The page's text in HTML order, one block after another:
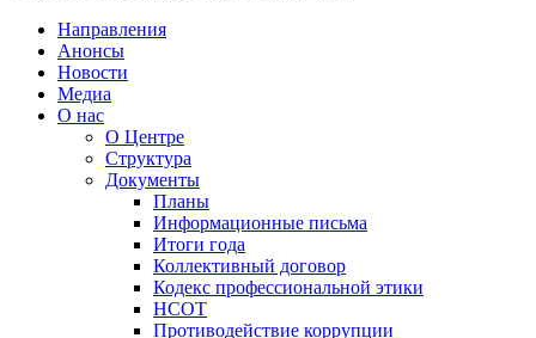
Направления
Анонсы
Новости
Медиа
О нас
О Центре
Структура
Документы
Планы
Информационные письма
Итоги года
Коллективный договор
Кодекс профессиональной этики
НСОТ
Противодействие коррупции